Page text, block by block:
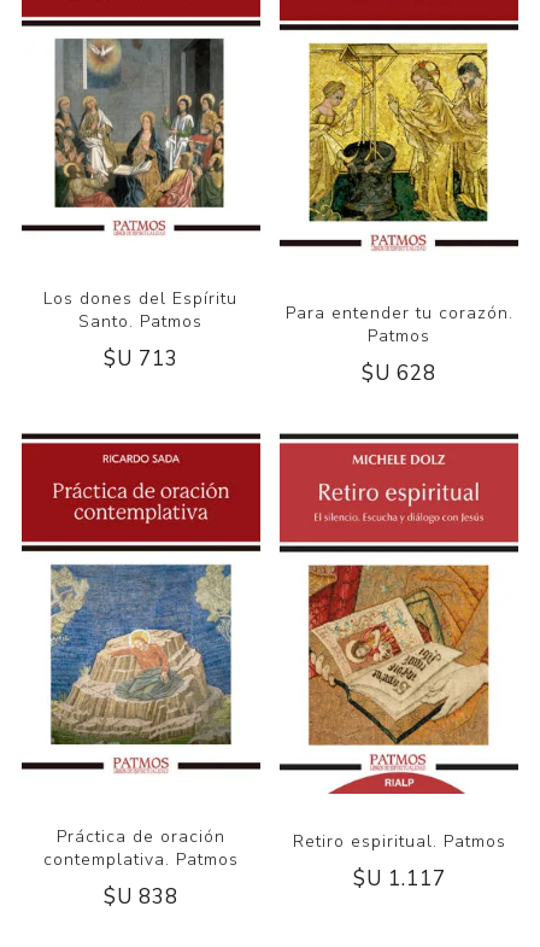
Los dones del Espíritu
Santo. Patmos
$U 713
Para entender tu corazón.
Patmos
$U 628
Práctica de oración
contemplativa. Patmos
$U 838
Retiro espiritual. Patmos
$U 1.117